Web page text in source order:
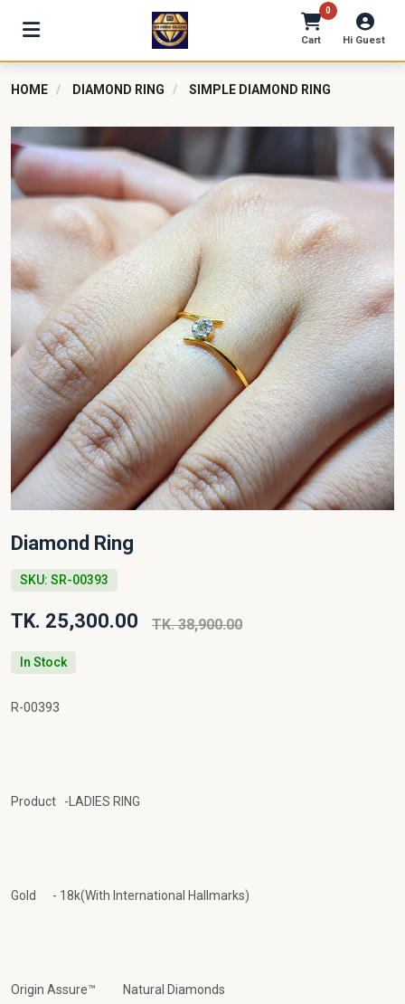
Cart
0
Hi Guest
HOME DIAMOND RING SIMPLE DIAMOND RING
Diamond Ring
SKU: SR-00393
TK. 25,300.00 TK. 38,900.00
In Stock
R-00393
Product -LADIES RING
Gold - 18k(With International Hallmarks)
Origin Assure™ Natural Diamonds